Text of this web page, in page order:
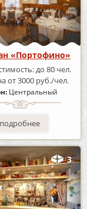
«Портофино»
до 80 чел.
от 3000 руб./чел.
Центральный
подробнее
3